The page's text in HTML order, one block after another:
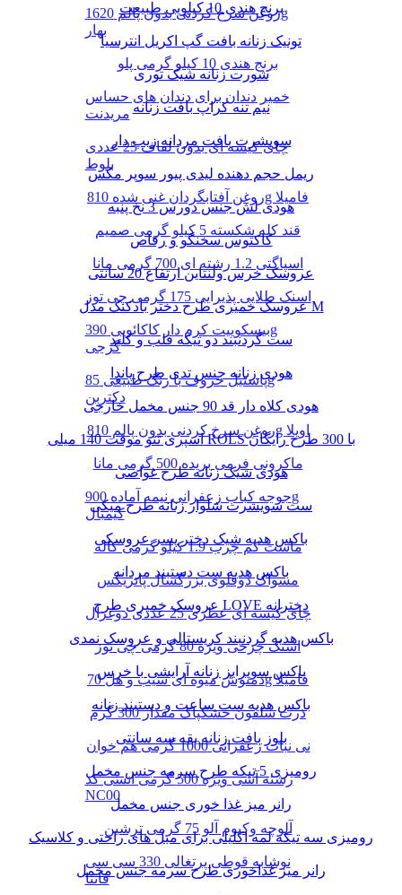
روغن سرخ کردنی بدون پالم 1620g
بهار
برنج هندی 10 کیلو گرمی پلو
خمیر دندان برای دندان های حساس
مریدنت
چای کیسه ای بدون لفاف 25 عددی
بلوط
روغن آفتابگردان غنی شده 810g فامیلا
قند کله شکسته 5 کیلو گرمی صمیم
اسپاگتی 1.2 رشته ای 700 گرمی مانا
اسنک طلایی پذیرایی 175 گرمی چی توز
بیسکوییت کرم دار کاکائویی 390g
گرجی
پاستیل حروف با رنگ طبیعی 85g
دکتربن
روغن سرخ کردنی بدون پالم 810g اویلا
ماکرونی فرمی بریده 500 گرمی مانا
جوجه کباب زعفرانی نیمه آماده 900g
کیمبال
ماست کم چرب 1.9 کیلو گرمی کاله
مسواک دوقلوی بزرگسال پاتریکس
چای کیسه ای عطری 25 عددی دوغزال
اسنک چرخی ویژه 80 گرمی چی توز
دمنوش میوه ای سیب و هل 70g فامیلا
ذرت سلفون خشکپاک مقدار 300 گرم
نی نبات زعفرانی 1000 گرمی هم خوان
رشته آشی ویژه 500 گرمی انسی کد
NC00
آلوچه وکیوم آلو 75 گرمی ترشین
نوشابه قوطی پرتغالی 330 سی سی
فانتا
برنج هندی 10 کیلویی طبیعت
تونیک زنانه بافت گپ اکریل انترسیا
شورت زنانه شیک توری
نیم تنه کراپ بافت زنانه
سویشرت بافت مردانه زیپ دار
ریمل حجم دهنده لیدی پیور سوپر مکس
هودی لش جنس دورس 3 نخ پنبه
کاکتوس سخنگو و رقاص
عروسک خرس ولنتاین ارتفاع 20 سانتی
عروسک خمیری طرح دختر بادکنک مدل M
ست گردنبند دو تیکه قلب و کلید
هودی زنانه جنس تدی طرح پاندا
هودی کلاه دار قد 90 جنس مخمل خارجی
اسپری تتو موقت 140 میلی ROLS با 300 طرح رایگان
هودی شیک زنانه طرح غواصی
ست سویشرت شلوار زنانه طرح میکی
باکس هدیه شیک دختر پسر عروسکی
باکس هدیه ست دستبند مردانه
عروسک خمیری طرح LOVE دخترانه
باکس هدیه گردنبند کریستالی و عروسک نمدی
باکس سوپرایز زنانه آرایشی با خرس
باکس هدیه ست ساعت و دستبند زنانه
بلوز بافت زنانه یقه سه سانتی
رومیزی 5 تیکه طرح سرمه جنس مخمل
رانر میز غذا خوری جنس مخمل
رومیزی سه تیکه لمه اکلیلی برای مبل های راحتی و کلاسیک
رانر میز غذاخوری طرح سرمه جنس مخمل